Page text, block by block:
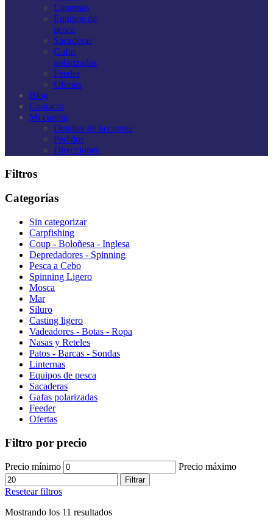
Linternas
Equipos de
pesca
Sacaderas
Gafas
polarizadas
Feeder
Ofertas
Blog
Contacto
Mi cuenta
Detalles de la cuenta
Pedidos
Direcciones
Filtros
Categorías
Sin categorizar
Carpfishing
Coup - Boloñesa - Inglesa
Depredadores - Spinning
Pesca a Cebo
Spinning Ligero
Mosca
Mar
Siluro
Casting ligero
Vadeadores - Botas - Ropa
Nasas y Reteles
Patos - Barcas - Sondas
Linternas
Equipos de pesca
Sacaderas
Gafas polarizadas
Feeder
Ofertas
Filtro por precio
Precio mínimo Precio máximo
Filtrar
Resetear filtros
Mostrando los 11 resultados